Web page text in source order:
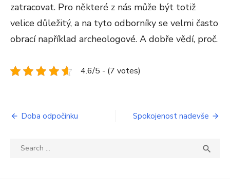
zatracovat. Pro některé z nás může být totiž
velice důležitý, a na tyto odborníky se velmi často
obrací například archeologové. A dobře vědí, proč.
4.6/5 - (7 votes)
Navigace
příspěvek
Doba odpočinku Spokojenost nadevše
Search
